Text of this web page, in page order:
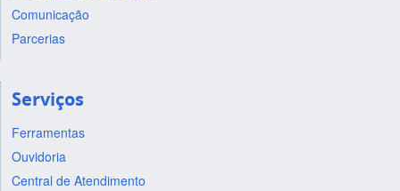
Comunicação
Parcerias
Serviços
Ferramentas
Ouvidoria
Central de Atendimento